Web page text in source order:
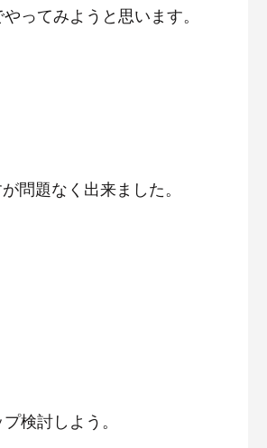
ってみようと思います。
問題なく出来ました。
検討しよう。